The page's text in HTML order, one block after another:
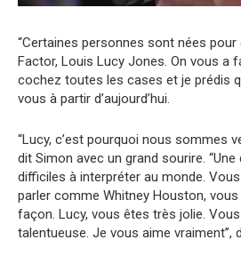
“Certaines personnes sont nées pour
Factor, Louis Lucy Jones. On vous a
cochez toutes les cases et je prédis
vous à partir d’aujourd’hui.
“Lucy, c’est pourquoi nous sommes
dit Simon avec un grand sourire.
difficiles à interpréter au monde. Vous
parler comme Whitney Houston,
façon. Lucy, vous êtes très jolie.
talentueuse. Je vous aime vraiment”,